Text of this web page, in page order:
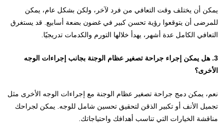
يمكن أن يختلف وقت التعافي من فرد لآخر، ولكن بشكل عام، يمكن
للمرضى أن يتوقعوا رؤية تحسن كبير في غضون بضعة أسابيع. قد يستغرق
التعافي الكامل عدة أشهر، يهدأ خلالها التورم والكدمات تدريجيًا.
3. هل يمكن إجراء جراحة تصغير عظام الوجنة بجانب إجراءات الوجه
الأخرى؟
نعم، يمكن دمج جراحة تصغير عظام الوجنة مع إجراءات الوجه الأخرى مثل
تجميل الأنف أو تكبير الذقن لتحقيق تحسين شامل للوجه. يمكن لجراحك
مناقشة الخيارات التي تناسب أهدافك واحتياجاتك.